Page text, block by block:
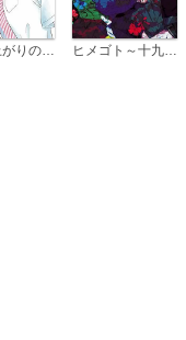
ヒメゴト～十九歳の制服～